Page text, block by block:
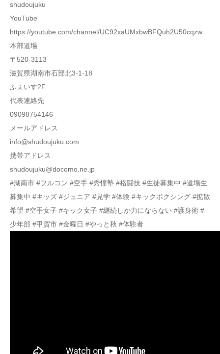
shudoujuku
YouTube
https://youtube.com/channel/UC92xaUMxbwBFQuh2U50cqzw
本部道場
〒520-3113
滋賀県湖南市石部北3-1-18
ふぇいす2F
代表連絡先
09098754146
メールアドレス
info@shudoujuku.com
携帯アドレス
shudoujuku@docomo.ne.jp
#湖南市 #フルコン #空手 #秀憧塾 #格闘技 #生徒募集中 #道場生
募集中 #キッズ #ジュニア #見学 #体験 #キックボクシング #拡散
希望 #空手女子 #キック女子 #継続しか力にならない #護身術 #
少年部 #甲賀市 #金曜日 #やっと秋 #体験者